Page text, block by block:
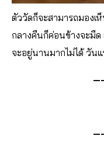
ตัววัดก็จะสามารถมองเ
กลางคืนก็ค่อนข้างจะมื
จะอยู่นานมากไม่ได้ วัน